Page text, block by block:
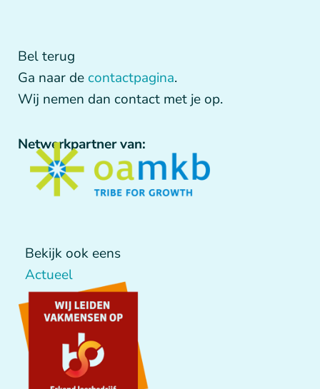
Bel terug
Ga naar de contactpagina.
Wij nemen dan contact met je op.
Netwerkpartner van:
Bekijk ook eens
Actueel